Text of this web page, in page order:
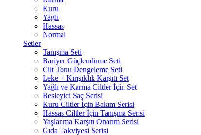
Kuru
Yağlı
Hassas
Normal
Setler
Tanışma Seti
Bariyer Güçlendirme Seti
Cilt Tonu Dengeleme Seti
Leke + Kırışıklık Karşıtı Set
Yağlı ve Karma Ciltler İçin Set
Besleyici Saç Serisi
Kuru Ciltler İçin Bakım Serisi
Hassas Ciltler İçin Tanışma Serisi
Yaşlanma Karşıtı Onarım Serisi
Gıda Takviyesi Serisi